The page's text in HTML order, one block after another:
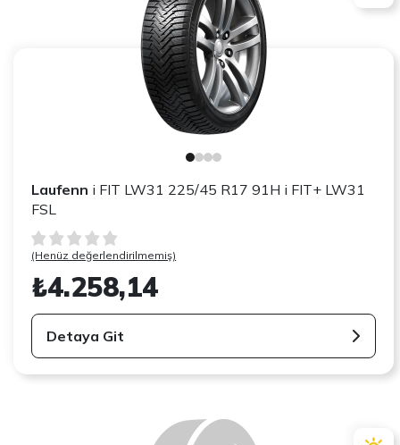
Laufenn i FIT LW31 225/45 R17 91H i FIT+ LW31
FSL
(Henüz değerlendirilmemiş)
₺4.258,14
Detaya Git